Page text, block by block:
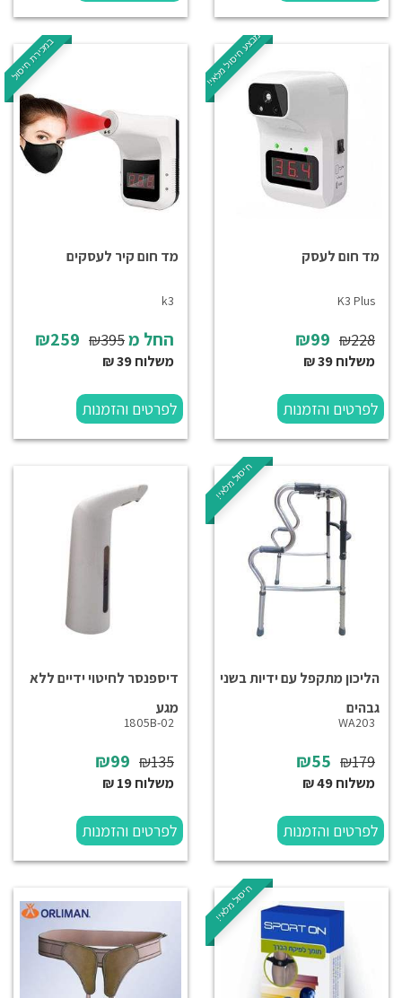
מבצע חיסול מלאי!
מד חום לעסק
K3 Plus
₪99 ₪228
משלוח 39 ₪
לפרטים והזמנות
במכירת חיסול
מד חום קיר לעסקים
k3
החל מ₪395
משלוח 39 ₪
לפרטים והזמנות
חיסול מלאי!
הליכון מתקפל עם ידיות בשני
גבהים
WA203
₪55 ₪179
משלוח 49 ₪
לפרטים והזמנות
דיספנסר לחיטוי ידיים ללא
מגע
1805B-02
₪99 ₪135
משלוח 19 ₪
לפרטים והזמנות
חיסול מלאי!